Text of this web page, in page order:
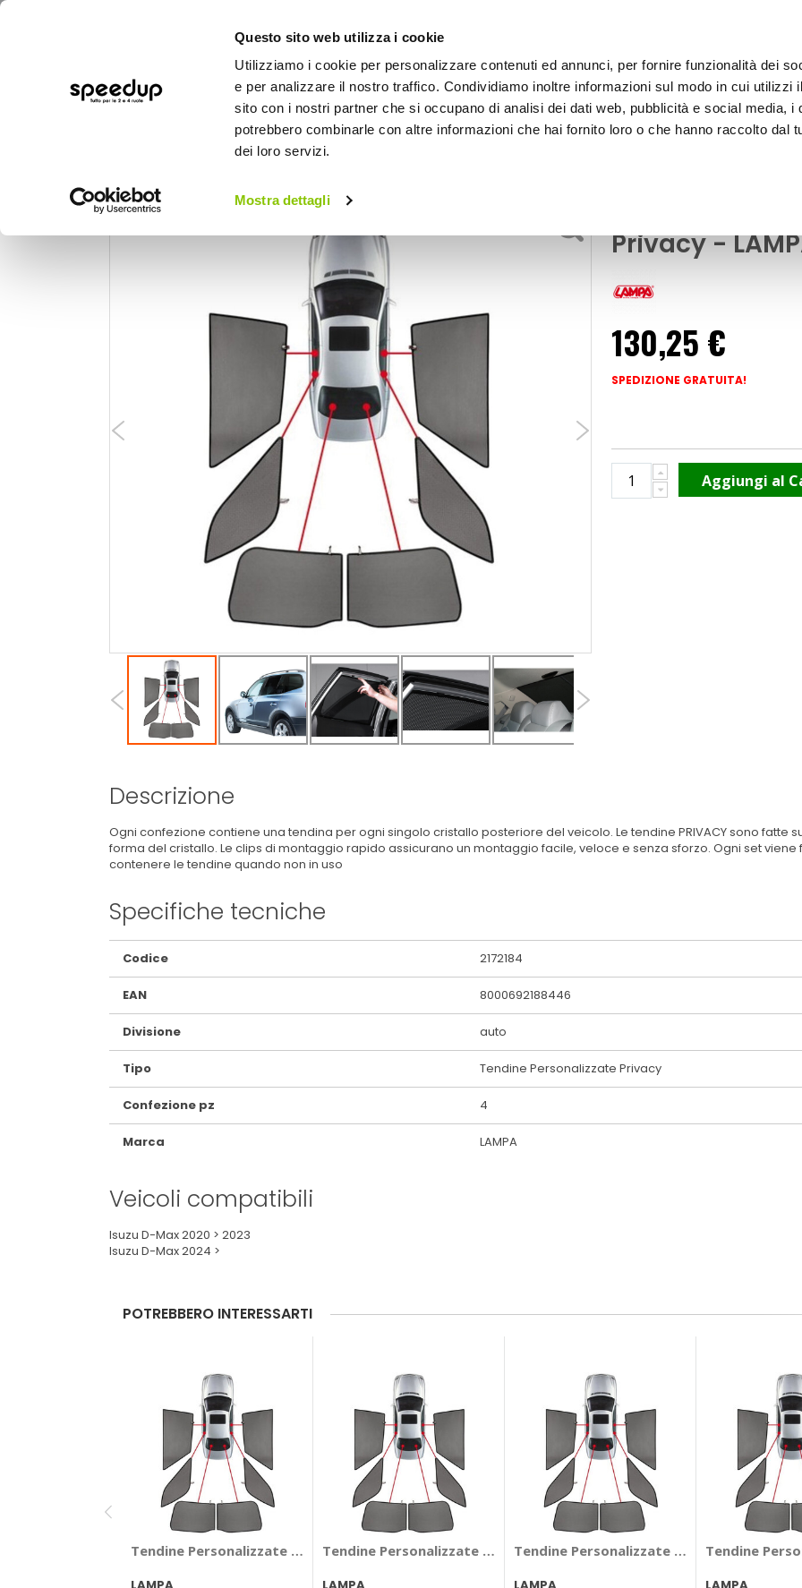
Questo sito web utilizza i cookie
Utilizziamo i cookie per personalizzare contenuti ed annunci, per fornire funzionalità dei
e per analizzare il nostro traffico. Condividiamo inoltre informazioni sul modo in cui utilizzi
sito con i nostri partner che si occupano di analisi dei dati web, pubblicità e social media, i
potrebbero combinarle con altre informazioni che hai fornito loro o che hanno raccolto dal
dei loro servizi.
Mostra dettagli
BICI OUTDOOR
Home
Privacy -
130,25 €
SPEDIZIONE GRATUITA!
Aggiungi al
Descrizione
Ogni confezione contiene una tendina per ogni singolo cristallo posteriore del veicolo. Le tendine PRIVACY sono fatte
forma del cristallo. Le clips di montaggio rapido assicurano un montaggio facile, veloce e senza sforzo. Ogni set
contenere le tendine quando non in uso
Specifiche tecniche
Maggiori
Informazioni
Codice 2172184
EAN 8000692188446
Divisione auto
Tipo Tendine Personalizzate Privacy
Confezione pz 4
Marca LAMPA
Veicoli compatibili
Isuzu D-Max 2020 > 2023
Isuzu D-Max 2024 >
POTREBBERO INTERESSARTI
Tendine Personalizzate Privacy Privacy Toyota Hilux Pick-Up 2016> - LAMPA Toyota Hilux Pick-Up
LAMPA
Tendine Personalizzate Privacy Privacy Land Rover Range Rover Sport
LAMPA
Tendine Personalizzate Privacy Privacy
LAMPA
Tendine
LAMPA